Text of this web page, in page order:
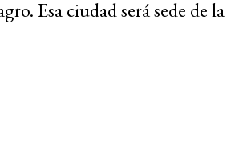
Esa ciudad será sede de la